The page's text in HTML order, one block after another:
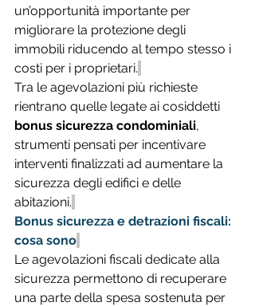
un’opportunità importante per
migliorare la protezione degli
immobili riducendo al tempo stesso i
costi per i proprietari.
Tra le agevolazioni più richieste
rientrano quelle legate ai cosiddetti
bonus sicurezza condominiali,
strumenti pensati per incentivare
interventi finalizzati ad aumentare la
sicurezza degli edifici e delle
abitazioni.
Bonus sicurezza e detrazioni fiscali:
cosa sono
Le agevolazioni fiscali dedicate alla
sicurezza permettono di recuperare
una parte della spesa sostenuta per